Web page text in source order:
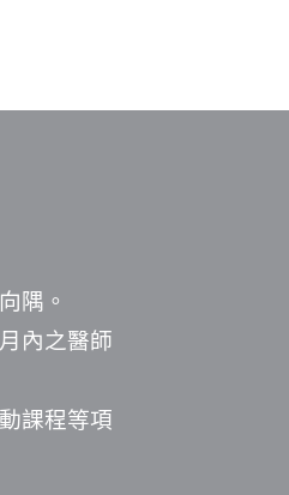
隅。
內之醫師
課程等項